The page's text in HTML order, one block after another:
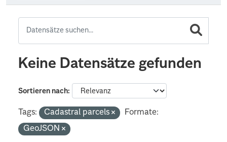
Keine Datensätze gefunden
Sortieren nach
Tags: Cadastral parcels
Formate:
GeoJSON